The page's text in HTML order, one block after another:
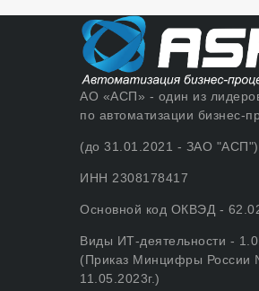
АО «АСП» - один из
по автоматизации бизнес-
(до 31.01.2021 - ЗАО "АСП")
ИНН 2308178417
Основной код ОКВЭД -
Виды ИТ-деятельности -
(Приказ Минцифры России
11.05.2023г.)